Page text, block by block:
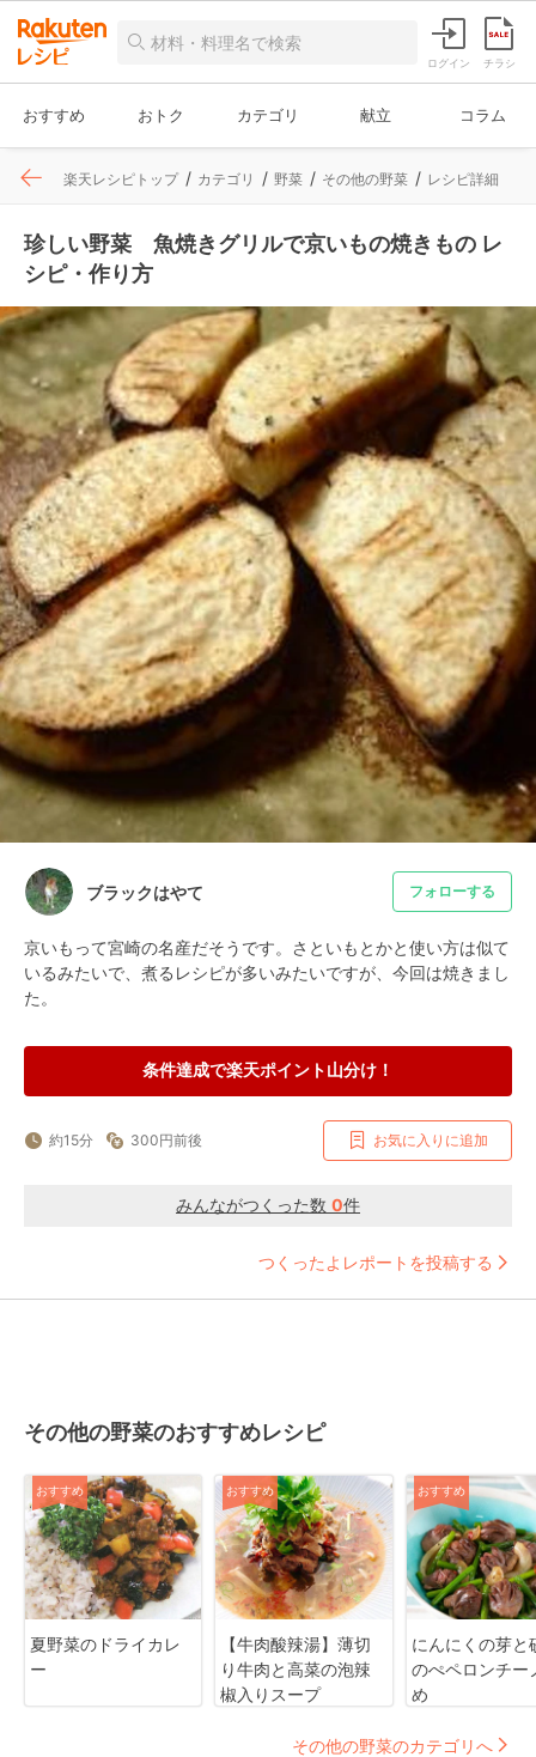
ログイン チラシ
おすすめ おトク カテゴリ 献立 コラム
楽天レシピトップ カテゴリ 野菜 その他の野菜 レシピ詳細
珍しい野菜 魚焼きグリルで京いもの焼きもの レ
シピ・作り方
ブラックはやて フォローする
京いもって宮崎の名産だそうです。さといもとかと使い方は似て
いるみたいで、煮るレシピが多いみたいですが、今回は焼きまし
た。
条件達成で楽天ポイント山分け！
約15分 300円前後 お気に入りに追加
みんながつくった数 0件
つくったよレポートを投稿する
その他の野菜のおすすめレシピ
おすすめ
夏野菜のドライカレ
ー
おすすめ
【牛肉酸辣湯】薄切
り牛肉と高菜の泡辣
椒入りスープ
おすすめ
にんにくの芽と
のぺペロンチー
め
その他の野菜のカテゴリへ